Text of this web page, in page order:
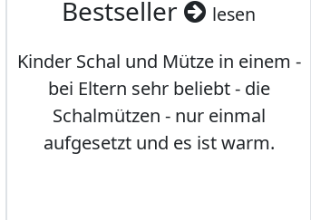
Bestseller
lesen
Kinder Schal und Mütze in einem -
bei Eltern sehr beliebt - die
Schalmützen - nur einmal
aufgesetzt und es ist warm.